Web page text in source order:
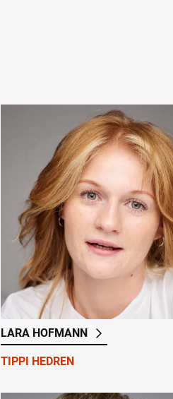
LARA HOFMANN
TIPPI HEDREN